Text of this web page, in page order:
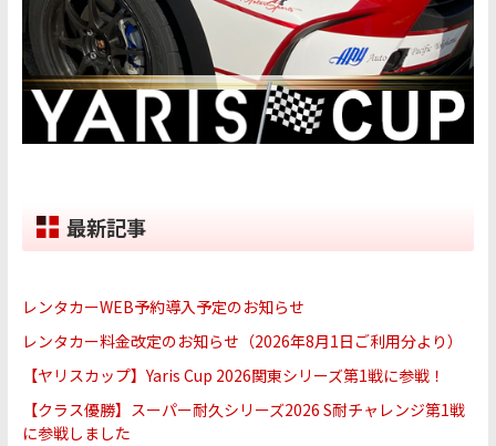
最新記事
レンタカーWEB予約導入予定のお知らせ
レンタカー料金改定のお知らせ（2026年8月1日ご利用分より）
【ヤリスカップ】Yaris Cup 2026関東シリーズ第1戦に参戦！
【クラス優勝】スーパー耐久シリーズ2026 S耐チャレンジ第1戦
に参戦しました